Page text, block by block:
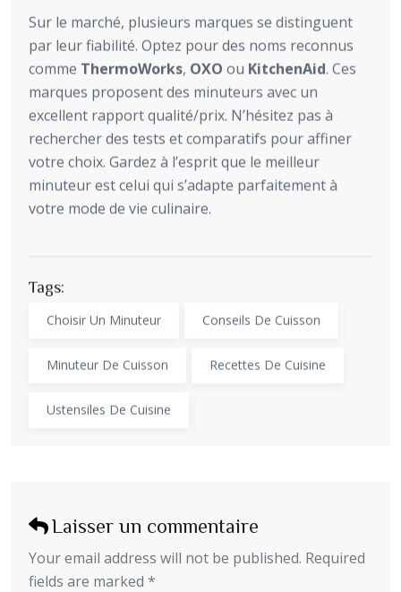
Sur le marché, plusieurs marques se distinguent
par leur fiabilité. Optez pour des noms reconnus
comme ThermoWorks, OXO ou KitchenAid. Ces
marques proposent des minuteurs avec un
excellent rapport qualité/prix. N’hésitez pas à
rechercher des tests et comparatifs pour affiner
votre choix. Gardez à l’esprit que le meilleur
minuteur est celui qui s’adapte parfaitement à
votre mode de vie culinaire.
Tags:
Choisir Un Minuteur Conseils De Cuisson
Minuteur De Cuisson Recettes De Cuisine
Ustensiles De Cuisine
Laisser un commentaire
Your email address will not be published. Required
fields are marked *